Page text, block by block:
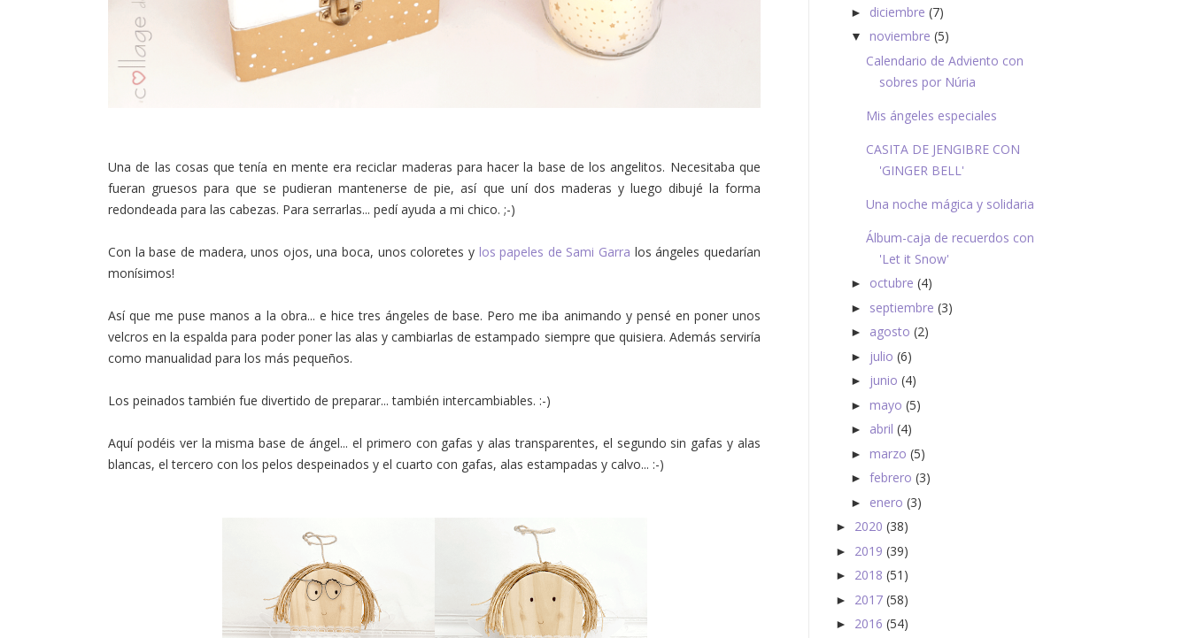
Una de las cosas que tenía en mente era reciclar maderas para hacer la base de los angelitos. Necesitaba que
fueran gruesos para que se pudieran mantenerse de pie, así que uní dos maderas y luego dibujé la forma
redondeada para las cabezas. Para serrarlas... pedí ayuda a mi chico. ;-)
Con la base de madera, unos ojos, una boca, unos coloretes y los papeles de Sami Garra los ángeles quedarían
monísimos!
Así que me puse manos a la obra... e hice tres ángeles de base. Pero me iba animando y pensé en poner unos
velcros en la espalda para poder poner las alas y cambiarlas de estampado siempre que quisiera. Además serviría
como manualidad para los más pequeños.
Los peinados también fue divertido de preparar... también intercambiables. :-)
Aquí podéis ver la misma base de ángel... el primero con gafas y alas transparentes, el segundo sin gafas y alas
blancas, el tercero con los pelos despeinados y el cuarto con gafas, alas estampadas y calvo... :-)
► diciembre (7)
▼ noviembre (5)
Calendario de Adviento con
sobres por Núria
Mis ángeles especiales
CASITA DE JENGIBRE CON
'GINGER BELL'
Una noche mágica y solidaria
Álbum-caja de recuerdos con
'Let it Snow'
► octubre (4)
► septiembre (3)
► agosto (2)
► julio (6)
► junio (4)
► mayo (5)
► abril (4)
► marzo (5)
► febrero (3)
► enero (3)
► 2020 (38)
► 2019 (39)
► 2018 (51)
► 2017 (58)
► 2016 (54)